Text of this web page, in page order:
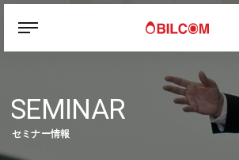
SEMINAR
セミナー情報